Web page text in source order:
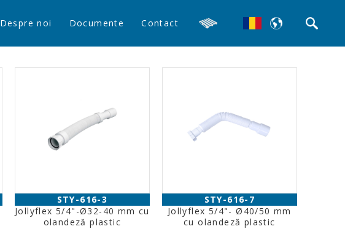
Despre noi Documente Contact
STY-616-3
Jollyflex 5/4"-Ø32-40 mm cu
olandeză plastic
STY-616-7
Jollyflex 5/4"- Ø40/50 mm
cu olandeză plastic